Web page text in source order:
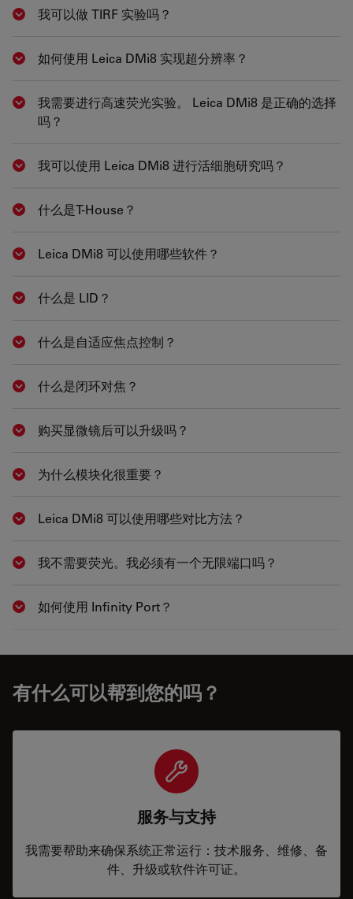
Show answer
我可以做 TIRF 实验吗？
Show answer
如何使用 Leica DMi8 实现超分辨率？
Show answer
我需要进行高速荧光实验。 Leica DMi8 是正确的选择
吗？
Show answer
我可以使用 Leica DMi8 进行活细胞研究吗？
Show answer
什么是T-House？
Show answer
Leica DMi8 可以使用哪些软件？
Show answer
什么是 LID？
Show answer
什么是自适应焦点控制？
Show answer
什么是闭环对焦？
Show answer
购买显微镜后可以升级吗？
Show answer
为什么模块化很重要？
Show answer
Leica DMi8 可以使用哪些对比方法？
Show answer
我不需要荧光。我必须有一个无限端口吗？
Show answer
如何使用 Infinity Port？
有什么可以帮到您的吗？
服务与支持
我需要帮助来确保系统正常运行：技术服务、维修、备
件、升级或软件许可证。